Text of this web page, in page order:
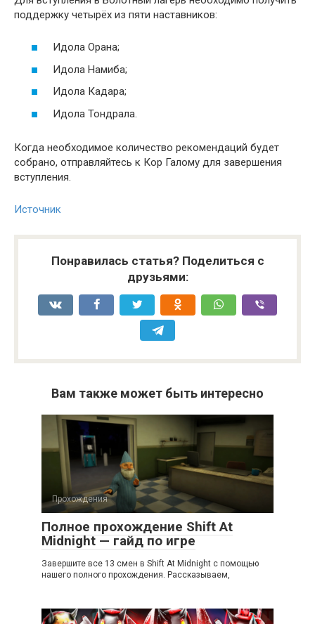
поддержку четырёх из пяти наставников:
Идола Орана;
Идола Намиба;
Идола Кадара;
Идола Тондрала.
Когда необходимое количество рекомендаций будет
собрано, отправляйтесь к Кор Галому для завершения
вступления.
Источник
Понравилась статья? Поделиться с
друзьями:
Вам также может быть интересно
Прохождения
Полное прохождение Shift At
Midnight — гайд по игре
Завершите все 13 смен в Shift At Midnight с помощью
нашего полного прохождения. Рассказываем,